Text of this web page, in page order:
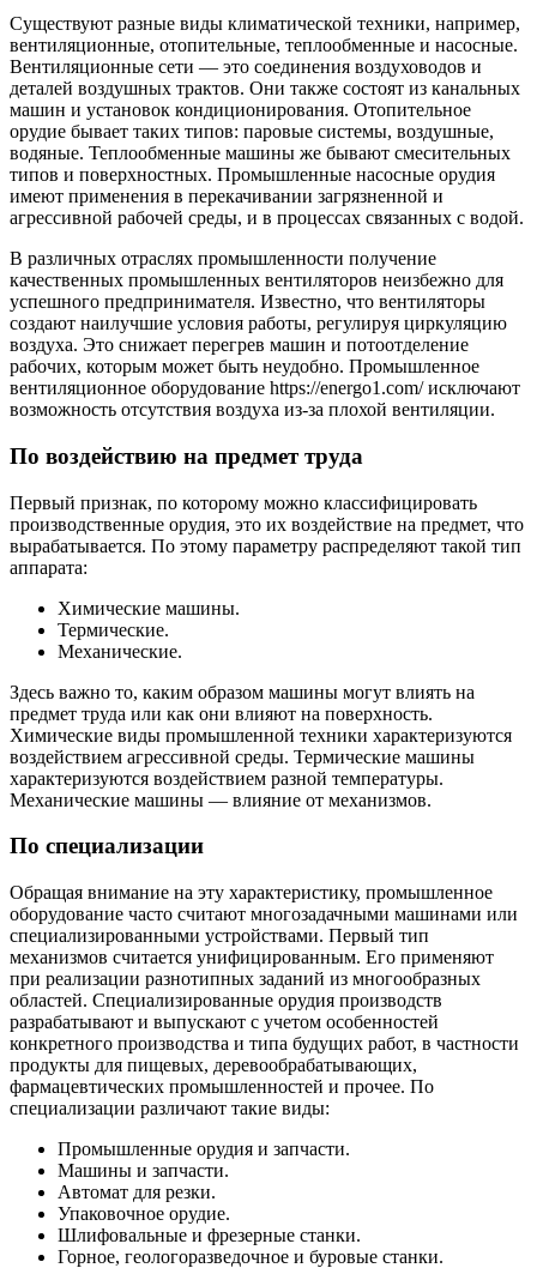
Существуют разные виды климатической техники, например,
вентиляционные, отопительные, теплообменные и насосные.
Вентиляционные сети — это соединения воздуховодов и
деталей воздушных трактов. Они также состоят из канальных
машин и установок кондиционирования. Отопительное
орудие бывает таких типов: паровые системы, воздушные,
водяные. Теплообменные машины же бывают смесительных
типов и поверхностных. Промышленные насосные орудия
имеют применения в перекачивании загрязненной и
агрессивной рабочей среды, и в процессах связанных с водой.
В различных отраслях промышленности получение
качественных промышленных вентиляторов неизбежно для
успешного предпринимателя. Известно, что вентиляторы
создают наилучшие условия работы, регулируя циркуляцию
воздуха. Это снижает перегрев машин и потоотделение
рабочих, которым может быть неудобно. Промышленное
вентиляционное оборудование https://energo1.com/ исключают
возможность отсутствия воздуха из-за плохой вентиляции.
По воздействию на предмет труда
Первый признак, по которому можно классифицировать
производственные орудия, это их воздействие на предмет, что
вырабатывается. По этому параметру распределяют такой тип
аппарата:
Химические машины.
Термические.
Механические.
Здесь важно то, каким образом машины могут влиять на
предмет труда или как они влияют на поверхность.
Химические виды промышленной техники характеризуются
воздействием агрессивной среды. Термические машины
характеризуются воздействием разной температуры.
Механические машины — влияние от механизмов.
По специализации
Обращая внимание на эту характеристику, промышленное
оборудование часто считают многозадачными машинами или
специализированными устройствами. Первый тип
механизмов считается унифицированным. Его применяют
при реализации разнотипных заданий из многообразных
областей. Специализированные орудия производств
разрабатывают и выпускают с учетом особенностей
конкретного производства и типа будущих работ, в частности
продукты для пищевых, деревообрабатывающих,
фармацевтических промышленностей и прочее. По
специализации различают такие виды:
Промышленные орудия и запчасти.
Машины и запчасти.
Автомат для резки.
Упаковочное орудие.
Шлифовальные и фрезерные станки.
Горное, геологоразведочное и буровые станки.